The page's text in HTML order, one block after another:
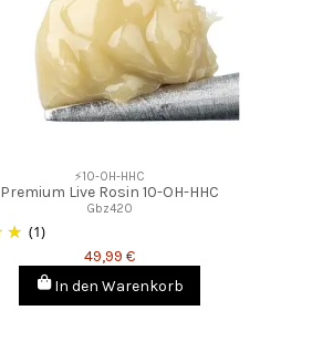
⚡10-OH-HHC
Premium Live Rosin 10-OH-HHC
Gbz420
(1)
49,99 €
In den Warenkorb